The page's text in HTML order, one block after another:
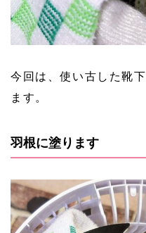
今回は、使い古した靴
ます。
羽根に塗ります